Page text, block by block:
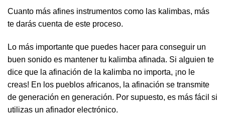
Cuanto más afines instrumentos como las kalimbas, más
te darás cuenta de este proceso.
Lo más importante que puedes hacer para conseguir un
buen sonido es mantener tu kalimba afinada. Si alguien te
dice que la afinación de la kalimba no importa, ¡no le
creas! En los pueblos africanos, la afinación se transmite
de generación en generación. Por supuesto, es más fácil si
utilizas un afinador electrónico.